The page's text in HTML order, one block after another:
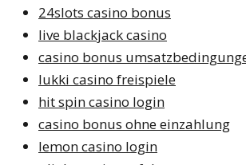
24slots casino bonus
live blackjack casino
casino bonus
lukki casino freispiele
hit spin casino login
casino bonus ohne einzahlung
lemon casino login